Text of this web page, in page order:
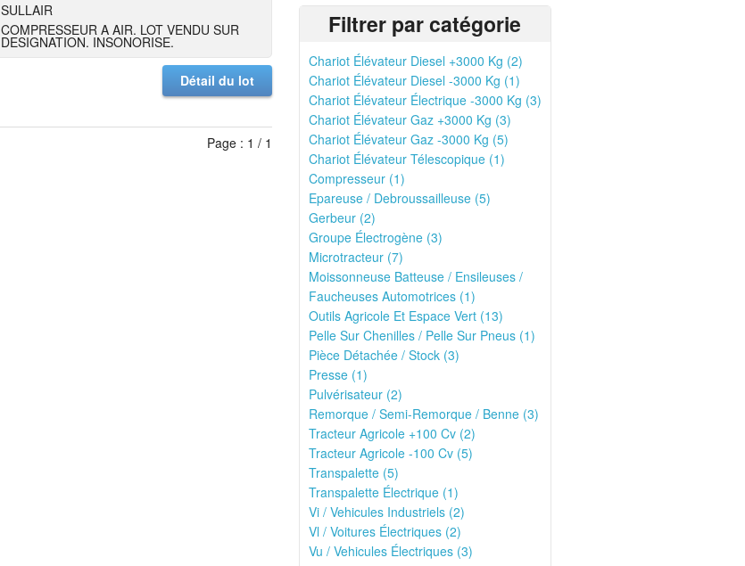
SULLAIR
COMPRESSEUR A AIR. LOT VENDU SUR
DESIGNATION. INSONORISE.
Détail du lot
Page : 1 / 1
Filtrer par catégorie
Chariot Élévateur Diesel +3000 Kg (2)
Chariot Élévateur Diesel -3000 Kg (1)
Chariot Élévateur Électrique -3000 Kg (3)
Chariot Élévateur Gaz +3000 Kg (3)
Chariot Élévateur Gaz -3000 Kg (5)
Chariot Élévateur Télescopique (1)
Compresseur (1)
Epareuse / Debroussailleuse (5)
Gerbeur (2)
Groupe Électrogène (3)
Microtracteur (7)
Moissonneuse Batteuse / Ensileuses /
Faucheuses Automotrices (1)
Outils Agricole Et Espace Vert (13)
Pelle Sur Chenilles / Pelle Sur Pneus (1)
Pièce Détachée / Stock (3)
Presse (1)
Pulvérisateur (2)
Remorque / Semi-Remorque / Benne (3)
Tracteur Agricole +100 Cv (2)
Tracteur Agricole -100 Cv (5)
Transpalette (5)
Transpalette Électrique (1)
Vi / Vehicules Industriels (2)
Vl / Voitures Électriques (2)
Vu / Vehicules Électriques (3)